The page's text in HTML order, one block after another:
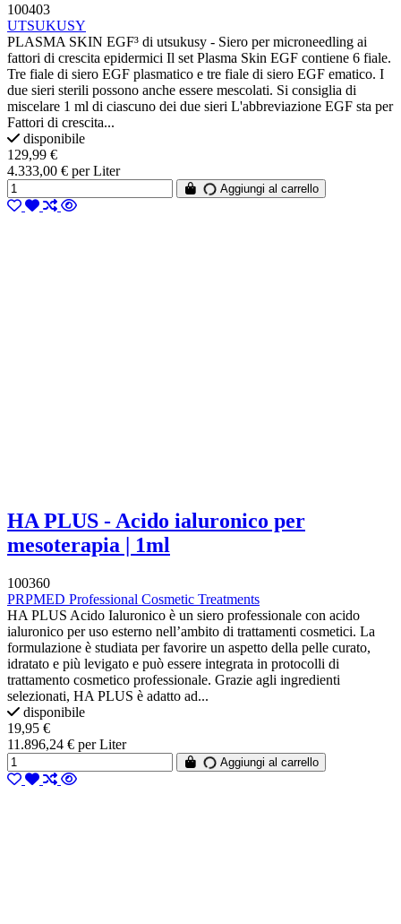
100403
UTSUKUSY
PLASMA SKIN EGF³ di utsukusy - Siero per microneedling ai
fattori di crescita epidermici Il set Plasma Skin EGF contiene 6 fiale.
Tre fiale di siero EGF plasmatico e tre fiale di siero EGF ematico. I
due sieri sterili possono anche essere mescolati. Si consiglia di
miscelare 1 ml di ciascuno dei due sieri L'abbreviazione EGF sta per
Fattori di crescita...
disponibile
129,99 €
4.333,00 € per Liter
Aggiungi al carrello
HA PLUS - Acido ialuronico per
mesoterapia | 1ml
100360
PRPMED Professional Cosmetic Treatments
HA PLUS Acido Ialuronico è un siero professionale con acido
ialuronico per uso esterno nell’ambito di trattamenti cosmetici. La
formulazione è studiata per favorire un aspetto della pelle curato,
idratato e più levigato e può essere integrata in protocolli di
trattamento cosmetico professionale. Grazie agli ingredienti
selezionati, HA PLUS è adatto ad...
disponibile
19,95 €
11.896,24 € per Liter
Aggiungi al carrello